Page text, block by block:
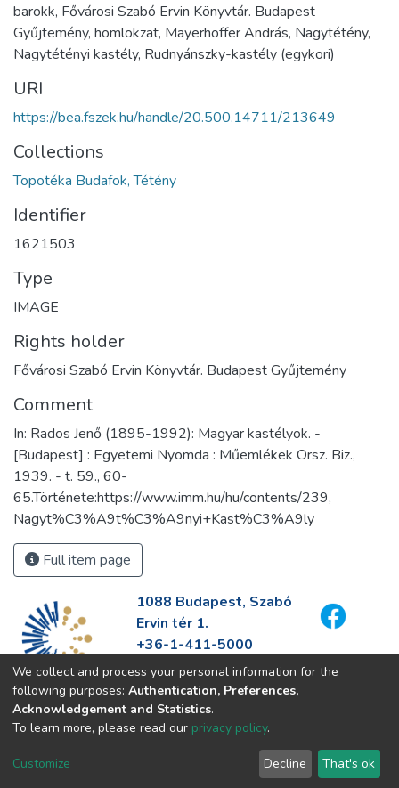
barokk, Fővárosi Szabó Ervin Könyvtár. Budapest
Gyűjtemény, homlokzat, Mayerhoffer András, Nagytétény,
Nagytétényi kastély, Rudnyánszky-kastély (egykori)
URI
https://bea.fszek.hu/handle/20.500.14711/213649
Collections
Topotéka Budafok, Tétény
Identifier
1621503
Type
IMAGE
Rights holder
Fővárosi Szabó Ervin Könyvtár. Budapest Gyűjtemény
Comment
In: Rados Jenő (1895-1992): Magyar kastélyok. -
[Budapest] : Egyetemi Nyomda : Műemlékek Orsz. Biz.,
1939. - t. 59., 60-
65.Története:https://www.imm.hu/hu/contents/239,
Nagyt%C3%A9t%C3%A9nyi+Kast%C3%A9ly
Full item page
1088 Budapest, Szabó
Ervin tér 1.
+36-1-411-5000
info@fszek.hu
https://fszek.hu
We collect and process your personal information for the
following purposes: Authentication, Preferences,
Acknowledgement and Statistics.
To learn more, please read our privacy policy.
Customize Decline That's ok